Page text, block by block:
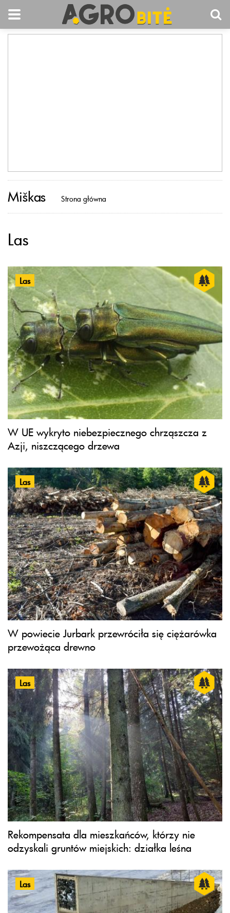
Miškas Strona główna
Las
Las
W UE wykryto niebezpiecznego chrząszcza z
Azji, niszczącego drzewa
Las
W powiecie Jurbark przewróciła się ciężarówka
przewożąca drewno
Las
Rekompensata dla mieszkańców, którzy nie
odzyskali gruntów miejskich: działka leśna
Las